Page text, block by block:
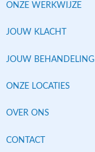
ONZE WERKWIJZE
JOUW KLACHT
JOUW BEHANDELING
ONZE LOCATIES
OVER ONS
CONTACT